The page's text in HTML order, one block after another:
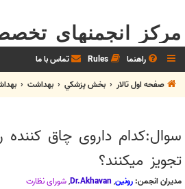
مرکز انجمنهای
راهنما Rules تماس با ما
صفحه اول تالار
بخش پزشکي بهداشت
سوال:کدام داروی چاق کننده
تجویز میکنند؟
مدیران انجمن: رونین,
Dr.Akhavan
,شوراي نظارت